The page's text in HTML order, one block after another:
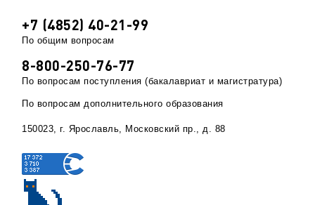
+7 (4852) 40-21-99
По общим вопросам
8-800-250-76-77
По вопросам поступления (бакалавриат и магистратура)
По вопросам дополнительного образования
150023, г. Ярославль, Московский пр., д. 88